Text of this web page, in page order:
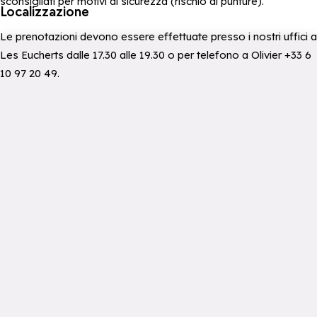
Le prenotazioni devono essere effettuate presso i nostri uffici a
Les Eucherts dalle 17.30 alle 19.30 o per telefono a Olivier +33 6
10 97 20 49.
Localizzazione